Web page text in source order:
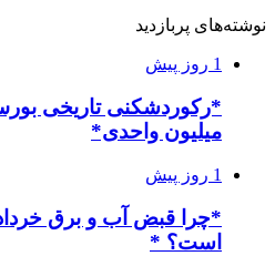
نوشته‌های پربازدید
1 روز پیش
میلیون واحدی*
1 روز پیش
است؟ *